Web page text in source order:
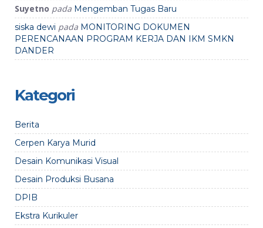
Suyetno pada Mengemban Tugas Baru
siska dewi pada MONITORING DOKUMEN
PERENCANAAN PROGRAM KERJA DAN IKM SMKN
DANDER
Kategori
Berita
Cerpen Karya Murid
Desain Komunikasi Visual
Desain Produksi Busana
DPIB
Ekstra Kurikuler